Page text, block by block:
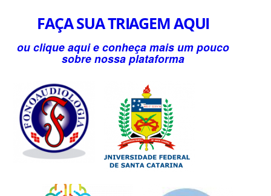
FAÇA SUA TRIAGEM AQUI
ou clique aqui e conheça mais um pouco
sobre nossa plataforma